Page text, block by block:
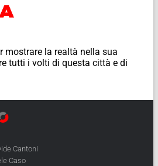
mostrare la realtà nella sua
tutti i volti di questa città e di
Cantoni
Caso